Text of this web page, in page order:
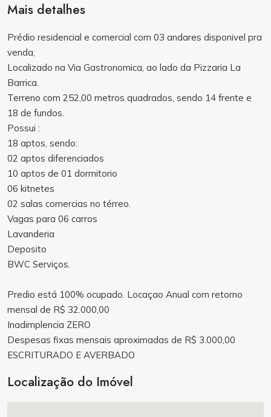
Mais detalhes
Prédio residencial e comercial com 03 andares disponivel pra
venda,
Localizado na Via Gastronomica, ao lado da Pizzaria La
Barrica.
Terreno com 252,00 metros quadrados, sendo 14 frente e
18 de fundos.
Possui :
18 aptos, sendo:
02 aptos diferenciados
10 aptos de 01 dormitorio
06 kitnetes
02 salas comercias no térreo.
Vagas para 06 carros
Lavanderia
Deposito
BWC Serviços.
Predio está 100% ocupado. Locaçao Anual com retorno
mensal de R$ 32.000,00
Inadimplencia ZERO
Despesas fixas mensais aproximadas de R$ 3.000,00
ESCRITURADO E AVERBADO
Localização do Imóvel